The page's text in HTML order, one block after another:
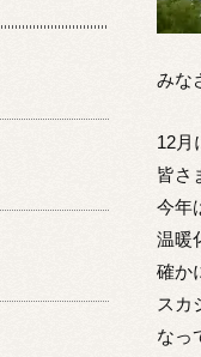
みな
12月
皆さ
今年
温暖
確か
スカ
なっ